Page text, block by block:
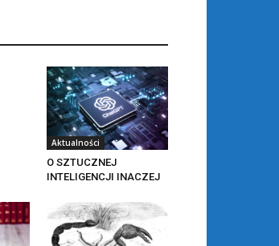
Aktualności
O SZTUCZNEJ
INTELIGENCJI INACZEJ